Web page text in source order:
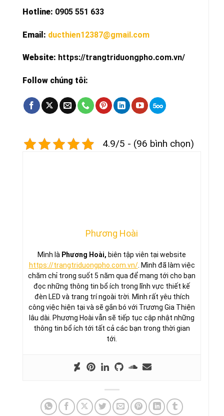
Hotline: 0905 551 633
Email: ducthien12387@gmail.com
Website: https://trangtriduongpho.com.vn/
Follow chúng tôi:
4.9/5 - (96 bình chọn)
Phương Hoài
Mình là Phương Hoài, biên tập viên tại website
https://trangtriduongpho.com.vn/. Mình đã làm việc
chăm chỉ trong suốt 5 năm qua để mang tới cho bạn
đọc những thông tin bổ ích trong lĩnh vực thiết kế
đèn LED và trang trí ngoài trời. Mình rất yêu thích
công việc hiện tại và sẽ gắn bó với Trương Gia Thiện
lâu dài. Phương Hoài vẫn sẽ tiếp tục cập nhật những
thông tin bổ ích tới tất cả các bạn trong thời gian
tới.